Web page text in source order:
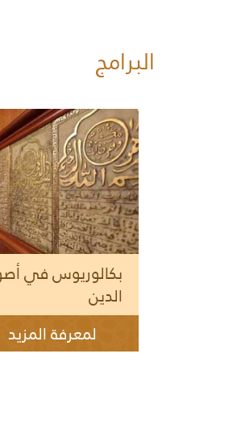
البرامج
بكالوريوس في
الدين
لمعرفة المزيد